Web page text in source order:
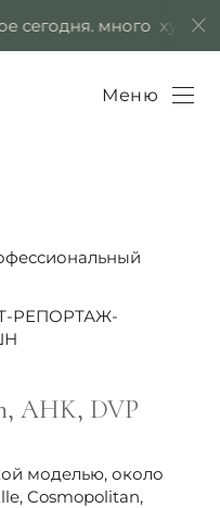
много
Меню
РЕПОРТАЖ-
AHK, DVP
моделью, около
Cosmopolitan,